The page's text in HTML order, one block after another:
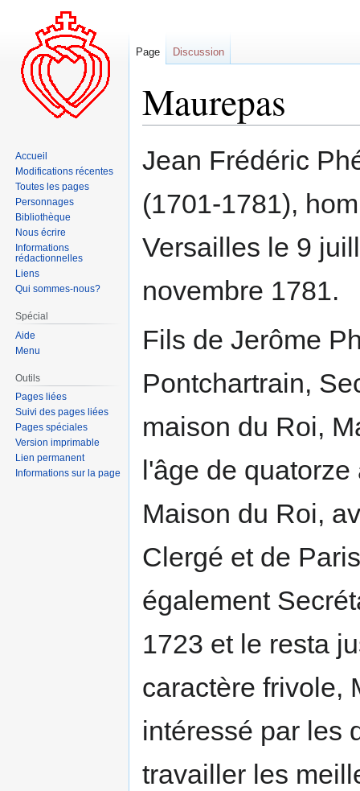
Maurepas
à
navigation
à
recherche
Jean Frédéric
(1701-1781),
Versailles le 9
novembre 1781.
Fils de Jerôme
Pontchartrain,
maison du Roi,
l'âge de
Maison du Roi,
Clergé et de
également
1723 et le resta
caractère frivole,
intéressé par les
travailler les
Page Discussion
Accueil
Modifications récentes
Toutes les pages
Personnages
Bibliothèque
Nous écrire
Informations
rédactionnelles
Liens
Qui sommes-nous?
Spécial
Aide
Menu
Outils
Pages liées
Suivi des pages liées
Pages spéciales
Version imprimable
Lien permanent
Informations sur la page